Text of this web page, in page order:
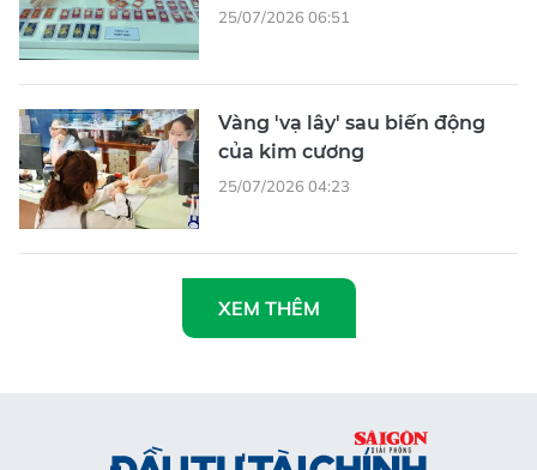
25/07/2026 06:51
Vàng 'vạ lây' sau biến động
của kim cương
25/07/2026 04:23
XEM THÊM